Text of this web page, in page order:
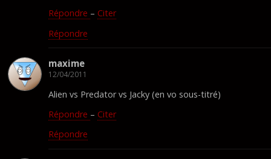
Répondre – Citer
Répondre
maxime
12/04/2011
Alien vs Predator vs Jacky (en vo sous-titré)
Répondre – Citer
Répondre